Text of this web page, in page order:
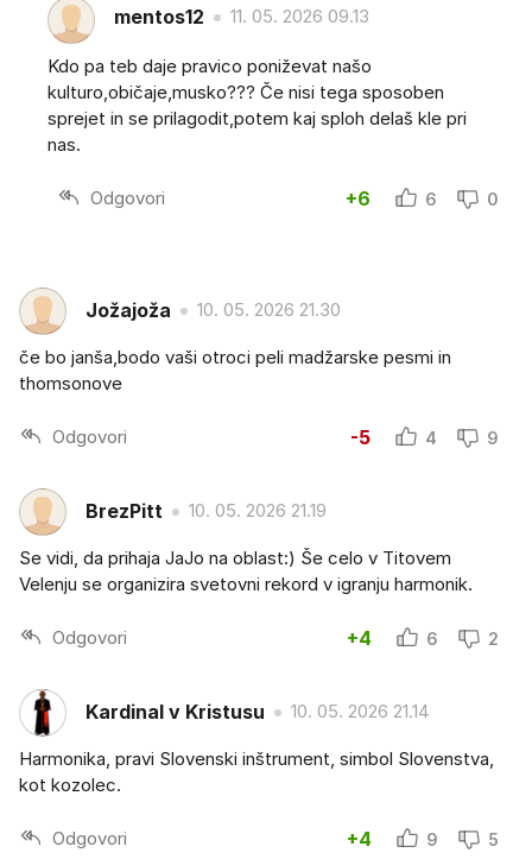
mentos12 11. 05. 2026 09.13
Kdo pa teb daje pravico poniževat našo
kulturo,običaje,musko??? Če nisi tega sposoben
sprejet in se prilagodit,potem kaj sploh delaš kle pri
nas.
Odgovori +6 6 0
Jožajoža 10. 05. 2026 21.30
če bo janša,bodo vaši otroci peli madžarske pesmi in
thomsonove
Odgovori -5 4 9
BrezPitt 10. 05. 2026 21.19
Se vidi, da prihaja JaJo na oblast:) Še celo v Titovem
Velenju se organizira svetovni rekord v igranju harmonik.
Odgovori +4 6 2
Kardinal v Kristusu 10. 05. 2026 21.14
Harmonika, pravi Slovenski inštrument, simbol Slovenstva,
kot kozolec.
Odgovori +4 9 5